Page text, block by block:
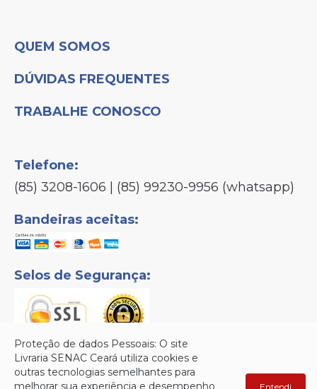
QUEM SOMOS
DÚVIDAS FREQUENTES
TRABALHE CONOSCO
Telefone:
(85) 3208-1606 | (85) 99230-9956 (whatsapp)
Bandeiras aceitas:
Selos de Segurança:
Senac © Copyright 2026 - Todos os direitos reservados.
Proteção de dados Pessoais: O site
Livraria SENAC Ceará utiliza cookies e
outras tecnologias semelhantes para
melhorar sua experiência e desempenho
Entendi